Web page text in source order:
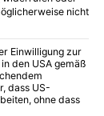
nicht
Einwilligung zur
den USA gemäß
dass US-
ohne dass